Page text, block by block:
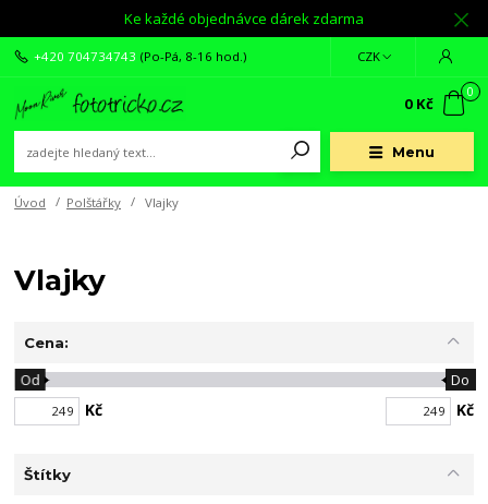
Ke každé objednávce dárek zdarma
Menu
CZK
+420 704734743 (Po-Pá, 8-16 hod.)
0
0 Kč
Úvod Polštářky Vlajky
Vlajky
Cena:
Kč
Od Do
Kč
Štítky